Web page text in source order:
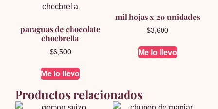
paraguas de chocolate
chocbrella
$6,500
Me lo llevo
mil hojas x 20 unidades
$3,600
Me lo llevo
Productos relacionados